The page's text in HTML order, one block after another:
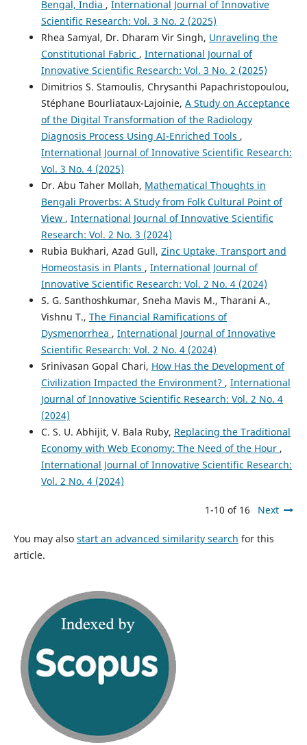
Bengal, India , International Journal of Innovative
Scientific Research: Vol. 3 No. 2 (2025)
Rhea Samyal, Dr. Dharam Vir Singh, Unraveling the
Constitutional Fabric , International Journal of
Innovative Scientific Research: Vol. 3 No. 2 (2025)
Dimitrios S. Stamoulis, Chrysanthi Papachristopoulou,
Stéphane Bourliataux-Lajoinie, A Study on Acceptance
of the Digital Transformation of the Radiology
Diagnosis Process Using AI-Enriched Tools ,
International Journal of Innovative Scientific Research:
Vol. 3 No. 4 (2025)
Dr. Abu Taher Mollah, Mathematical Thoughts in
Bengali Proverbs: A Study from Folk Cultural Point of
View , International Journal of Innovative Scientific
Research: Vol. 2 No. 3 (2024)
Rubia Bukhari, Azad Gull, Zinc Uptake, Transport and
Homeostasis in Plants , International Journal of
Innovative Scientific Research: Vol. 2 No. 4 (2024)
S. G. Santhoshkumar, Sneha Mavis M., Tharani A.,
Vishnu T., The Financial Ramifications of
Dysmenorrhea , International Journal of Innovative
Scientific Research: Vol. 2 No. 4 (2024)
Srinivasan Gopal Chari, How Has the Development of
Civilization Impacted the Environment? , International
Journal of Innovative Scientific Research: Vol. 2 No. 4
(2024)
C. S. U. Abhijit, V. Bala Ruby, Replacing the Traditional
Economy with Web Economy: The Need of the Hour ,
International Journal of Innovative Scientific Research:
Vol. 2 No. 4 (2024)
1-10 of 16 Next
You may also start an advanced similarity search for this
article.